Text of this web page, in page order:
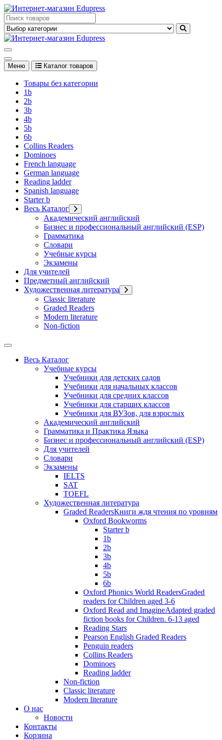
Перейти
к
содержимому
Edupress Uzbekistan, Edupress Узбекистан, книги, учебники на
английском языке
английском языке
Меню Каталог товаров
Товары без категории
1b
2b
3b
4b
5b
6b
Collins Readers
Dominoes
French language
German language
Reading ladder
Spanish language
Starter b
Весь Каталог
Академический английский
Бизнес и профессиональный английский (ESP)
Грамматика
Словари
Учебные курсы
Экзамены
Для учителей
Предметный английский
Художественная литература
Classic literature
Graded Readers
Modern literature
Non-fiction
Весь Каталог
Учебные курсы
Учебники для детских садов
Учебники для начальных классов
Учебники для средних классов
Учебники для старших классов
Учебники для ВУЗов, для взрослых
Академический английский
Грамматика и Практика Языка
Бизнес и профессиональный английский (ESP)
Для учителей
Словари
Экзамены
IELTS
SAT
TOEFL
Художественная литература
Graded ReadersКниги ждя чтения по уровням
Oxford Bookworms
Starter b
1b
2b
3b
4b
5b
6b
Oxford Phonics World ReadersGraded
readers for Children aged 3-6
Oxford Read and ImagineAdapted graded
fiction books for Children. 6-13 aged
Reading Stars
Pearson English Graded Readers
Penguin readers
Collins Readers
Dominoes
Reading ladder
Non-fiction
Classic literature
Modern literature
О нас
Новости
Контакты
Корзина